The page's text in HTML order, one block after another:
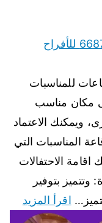
تأجير قاعات للمناسبات بنيدر 66875552 للأفراح
للمناسبات
مكان مناسب
ويمكنك الاعتماد
المناسبات التي
اقامة الاحتفالات
وتتميز بتوفير
اقرأ المزيد